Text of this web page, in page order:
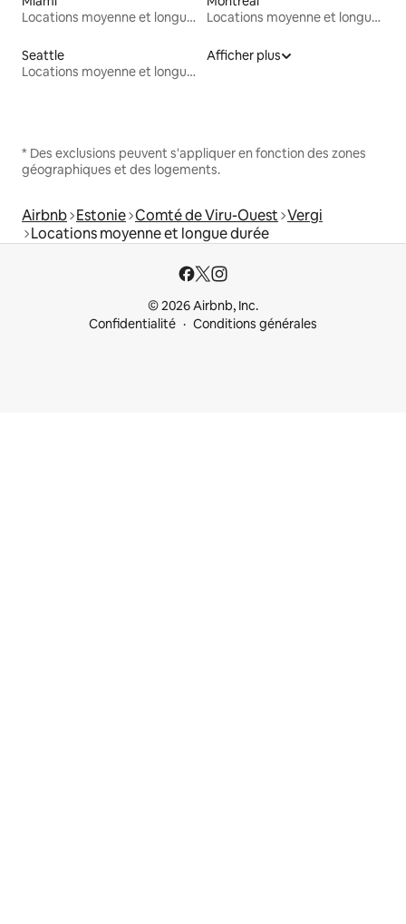
Locations moyenne et longue durée
Locations moyenne et longue durée
Seattle
Locations moyenne et longue durée
Afficher plus
* Des exclusions peuvent s'appliquer en fonction des zones
géographiques et des logements.
Airbnb Estonie Comté de Viru-Ouest Vergi
Locations moyenne et longue durée
© 2026 Airbnb, Inc.
Confidentialité
Conditions générales